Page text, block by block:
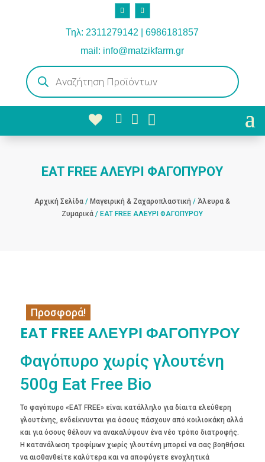
Τηλ: 2311279142 | 6986181857
mail: info@matzikfarm.gr
Products
search
  
EAT FREE ΑΛΕΥΡΙ ΦΑΓΟΠΥΡΟΥ
Αρχική Σελίδα /Μαγειρική & Ζαχαροπλαστική /Άλευρα &
Ζυμαρικά / EAT FREE ΑΛΕΥΡΙ ΦΑΓΟΠΥΡΟΥ
Προσφορά!
EAT FREE ΑΛΕΥΡΙ ΦΑΓΟΠΥΡΟΥ
Φαγόπυρο χωρίς γλουτένη
500g Eat Free Bio
Το φαγόπυρο «EAT FREE» είναι κατάλληλο για δίαιτα ελεύθερη
γλουτένης, ενδείκνυνται για όσους πάσχουν από κοιλιοκάκη αλλά
και για όσους θέλουν να ανακαλύψουν ένα νέο τρόπο διατροφής.
Η κατανάλωση τροφίμων χωρίς γλουτένη μπορεί να σας βοηθήσει
να αισθανθείτε καλύτερα και να αποφύγετε ενοχλητικά